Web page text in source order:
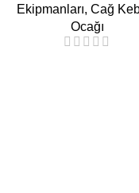
Ekipmanları, Cağ
Ocağı